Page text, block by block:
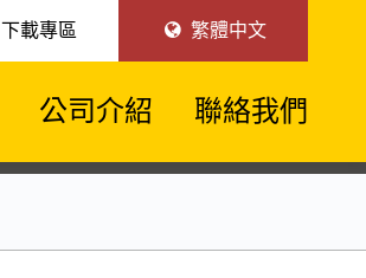
下載專區 繁體中文
公司介紹 聯絡我們